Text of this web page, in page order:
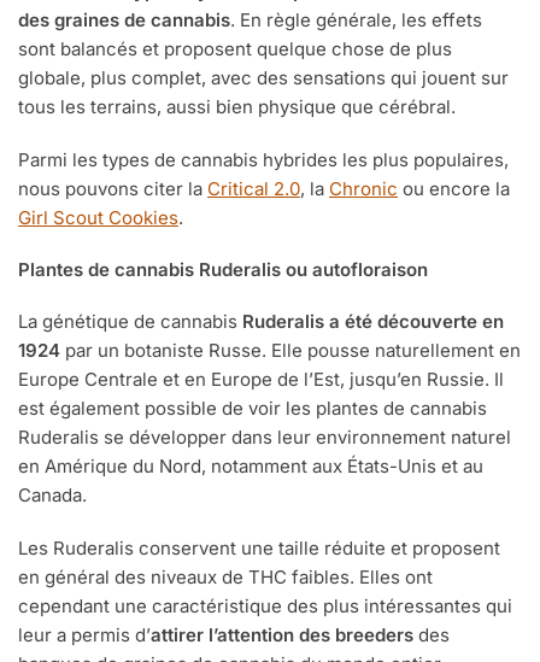
des graines de cannabis. En règle générale, les effets
sont balancés et proposent quelque chose de plus
globale, plus complet, avec des sensations qui jouent sur
tous les terrains, aussi bien physique que cérébral.
Parmi les types de cannabis hybrides les plus populaires,
nous pouvons citer la Critical 2.0, la Chronic ou encore la
Girl Scout Cookies.
Plantes de cannabis Ruderalis ou autofloraison
La génétique de cannabis Ruderalis a été découverte en
1924 par un botaniste Russe. Elle pousse naturellement en
Europe Centrale et en Europe de l’Est, jusqu’en Russie. Il
est également possible de voir les plantes de cannabis
Ruderalis se développer dans leur environnement naturel
en Amérique du Nord, notamment aux États-Unis et au
Canada.
Les Ruderalis conservent une taille réduite et proposent
en général des niveaux de THC faibles. Elles ont
cependant une caractéristique des plus intéressantes qui
leur a permis d’attirer l’attention des breeders des